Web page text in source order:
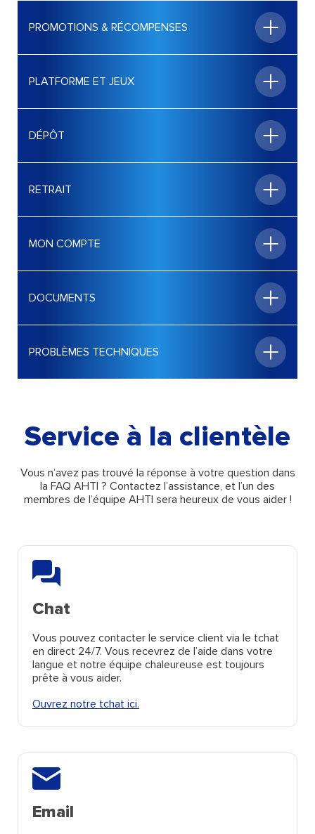
Service à la clientèle
Vous n’avez pas trouvé la réponse à votre question dans
la FAQ AHTI ? Contactez l’assistance, et l’un des
membres de l’équipe AHTI sera heureux de vous aider !
Chat
Vous pouvez contacter le service client via le tchat
en direct 24/7. Vous recevrez de l’aide dans votre
langue et notre équipe chaleureuse est toujours
prête à vous aider.
Ouvrez notre tchat ici.
Email